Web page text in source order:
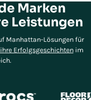
Marken
Leistungen
Manhattan-Lösungen für
ihre Erfolgsgeschichten im